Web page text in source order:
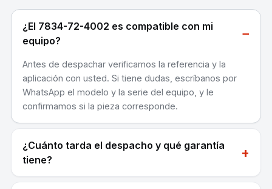
¿El 7834-72-4002 es compatible con mi
equipo?
−
Antes de despachar verificamos la referencia y la
aplicación con usted. Si tiene dudas, escríbanos por
WhatsApp el modelo y la serie del equipo, y le
confirmamos si la pieza corresponde.
¿Cuánto tarda el despacho y qué garantía
tiene?
+